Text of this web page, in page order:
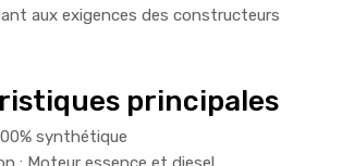
aux exigences des constructeurs
principales
synthétique